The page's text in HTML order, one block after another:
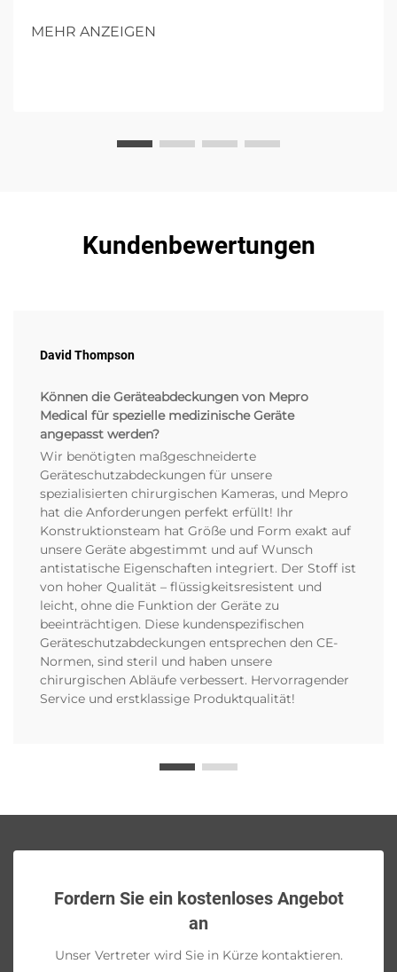
MEHR ANZEIGEN
Kundenbewertungen
David Thompson
Können die Geräteabdeckungen von Mepro
Medical für spezielle medizinische Geräte
angepasst werden?
Wir benötigten maßgeschneiderte
Geräteschutzabdeckungen für unsere
spezialisierten chirurgischen Kameras, und Mepro
hat die Anforderungen perfekt erfüllt! Ihr
Konstruktionsteam hat Größe und Form exakt auf
unsere Geräte abgestimmt und auf Wunsch
antistatische Eigenschaften integriert. Der Stoff ist
von hoher Qualität – flüssigkeitsresistent und
leicht, ohne die Funktion der Geräte zu
beeinträchtigen. Diese kundenspezifischen
Geräteschutzabdeckungen entsprechen den CE-
Normen, sind steril und haben unsere
chirurgischen Abläufe verbessert. Hervorragender
Service und erstklassige Produktqualität!
Fordern Sie ein kostenloses Angebot
an
Unser Vertreter wird Sie in Kürze kontaktieren.